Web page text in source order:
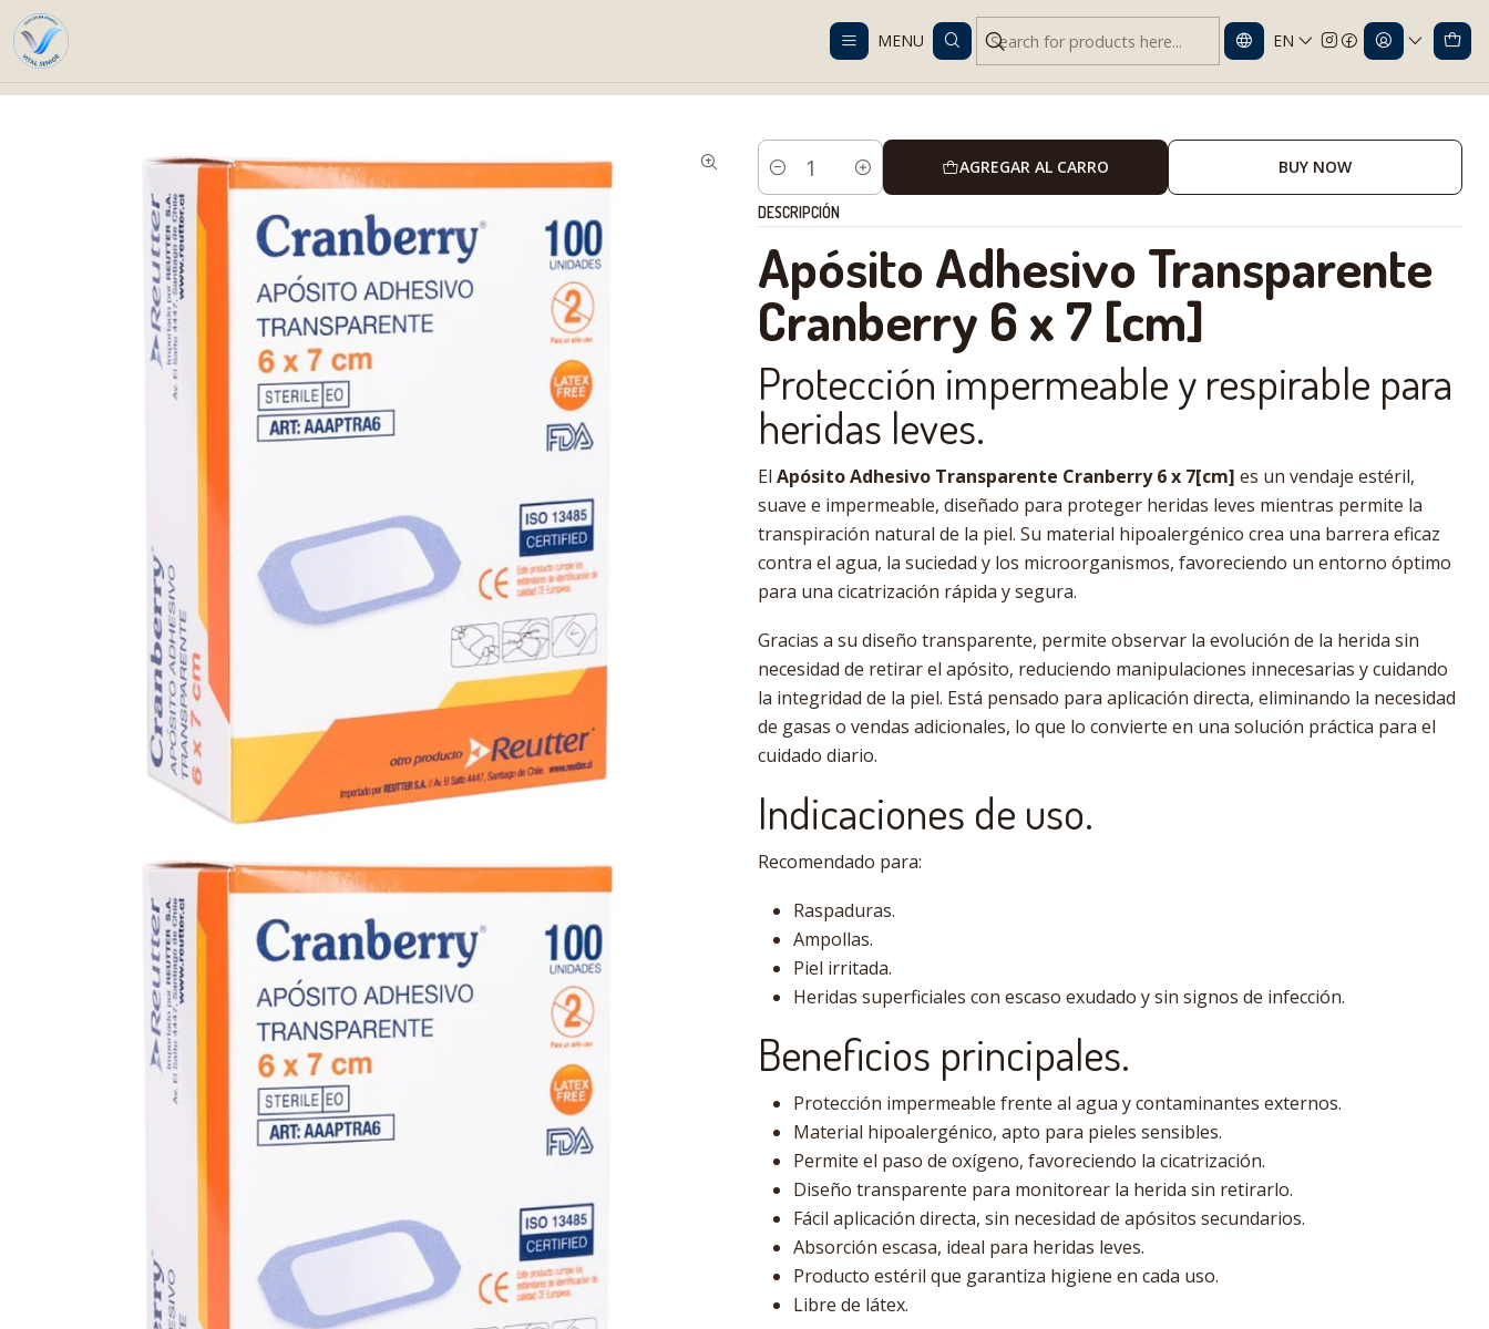
MENU EN
Despacho gratis en RM desde $100.000. Revisa las condiciones.
Apósito tranparente estéril 6x7[cm]
Cantidad
AGREGAR AL CARRO BUY NOW
DESCRIPCIÓN
Apósito Adhesivo Transparente
Cranberry 6 x 7 [cm]
Protección impermeable y respirable para
heridas leves.
El Apósito Adhesivo Transparente Cranberry 6 x 7[cm] es un vendaje estéril,
suave e impermeable, diseñado para proteger heridas leves mientras permite la
transpiración natural de la piel. Su material hipoalergénico crea una barrera eficaz
contra el agua, la suciedad y los microorganismos, favoreciendo un entorno óptimo
para una cicatrización rápida y segura.
Gracias a su diseño transparente, permite observar la evolución de la herida sin
necesidad de retirar el apósito, reduciendo manipulaciones innecesarias y cuidando
la integridad de la piel. Está pensado para aplicación directa, eliminando la necesidad
de gasas o vendas adicionales, lo que lo convierte en una solución práctica para el
cuidado diario.
Indicaciones de uso.
Recomendado para:
Raspaduras.
Ampollas.
Piel irritada.
Heridas superficiales con escaso exudado y sin signos de infección.
Beneficios principales.
Protección impermeable frente al agua y contaminantes externos.
Material hipoalergénico, apto para pieles sensibles.
Permite el paso de oxígeno, favoreciendo la cicatrización.
Diseño transparente para monitorear la herida sin retirarlo.
Fácil aplicación directa, sin necesidad de apósitos secundarios.
Absorción escasa, ideal para heridas leves.
Producto estéril que garantiza higiene en cada uso.
Libre de látex.